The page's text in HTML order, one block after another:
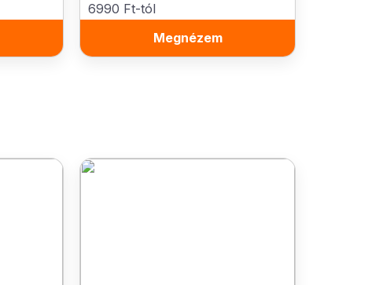
6990 Ft-tól
Megnézem